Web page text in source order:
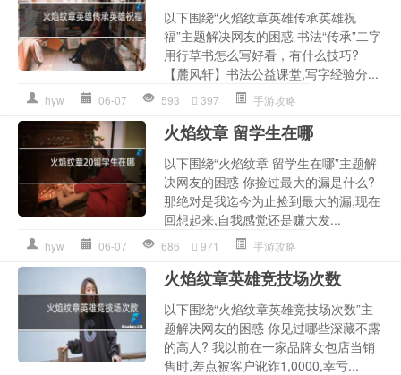
以下围绕“火焰纹章英雄传承英雄祝
福”主题解决网友的困惑 书法“传承”二字
用行草书怎么写好看，有什么技巧?
【麓风轩】书法公益课堂,写字经验分...
hyw 06-07 593 397 手游攻略
火焰纹章 留学生在哪
以下围绕“火焰纹章 留学生在哪”主题解
决网友的困惑 你捡过最大的漏是什么?
那绝对是我迄今为止捡到最大的漏,现在
回想起来,自我感觉还是赚大发...
hyw 06-07 686 971 手游攻略
火焰纹章英雄竞技场次数
以下围绕“火焰纹章英雄竞技场次数”主
题解决网友的困惑 你见过哪些深藏不露
的高人? 我以前在一家品牌女包店当销
售时,差点被客户讹诈1,0000,幸亏...